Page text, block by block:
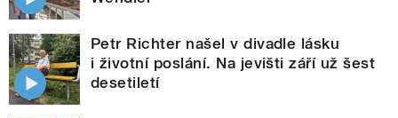
Petr Richter našel v divadle lásku
i životní poslání. Na jevišti září už šest
desetiletí